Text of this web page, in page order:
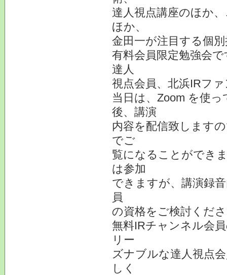
達人視点講座のほか
ほか、
金田一が注目する個
有料会員限定勉強会
達人
視点会員、北浜IRフ
当日は、Zoom を使
後、講演
内容を配信致します
でご
覧になることができ
は参加
できますが、講演録
員
の資格をご検討くだ
無料IRチャンネル会
リー
ズナブルな達人視点
しく